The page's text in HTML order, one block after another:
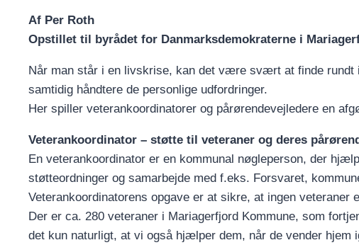
Af Per Roth
Opstillet til byrådet for Danmarksdemokraterne i
Når man står i en livskrise, kan det være svært at finde rundt
samtidig håndtere de personlige udfordringer.
Her spiller veterankoordinatorer og pårørendevejledere en
Veterankoordinator – støtte til veteraner og deres
En veterankoordinator er en kommunal nøgleperson, der
støtteordninger og samarbejde med f.eks. Forsvaret,
Veterankoordinatorens opgave er at sikre, at ingen
Der er ca. 280 veteraner i Mariagerfjord Kommune, som
det kun naturligt, at vi også hjælper dem, når de vender hjem